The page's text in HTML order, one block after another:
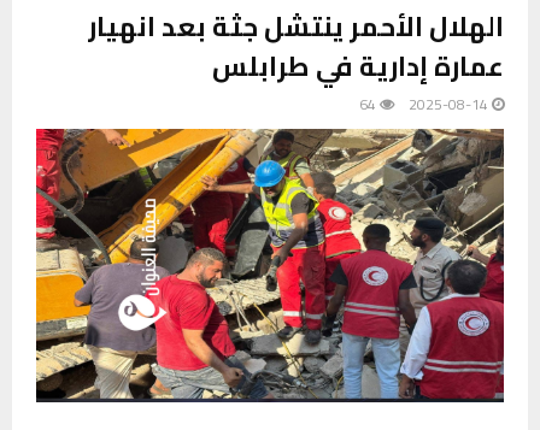
الهلال الأحمر ينتشل جثة بعد انهيار
عمارة إدارية في طرابلس
2025-08-14
64